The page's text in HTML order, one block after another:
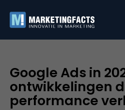
Google Ads in
ontwikkelingen
performance